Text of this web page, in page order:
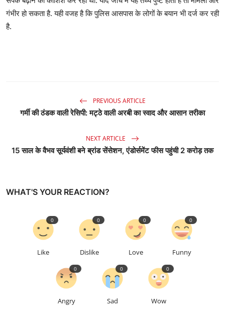
गंभीर हो सकता है. यही वजह है कि पुलिस आसपास के लोगों के बयान भी दर्ज कर रही
है.
PREVIOUS ARTICLE
गर्मी की ठंडक वाली रेसिपी: मट्ठे वाली अरबी का स्वाद और आसान तरीका
NEXT ARTICLE
15 साल के वैभव सूर्यवंशी बने ब्रांड सेंसेशन, एंडोर्समेंट फीस पहुंची 2 करोड़ तक
WHAT'S YOUR REACTION?
Like
0
Dislike
0
Love
0
Funny
0
Angry
0
Sad
0
Wow
0